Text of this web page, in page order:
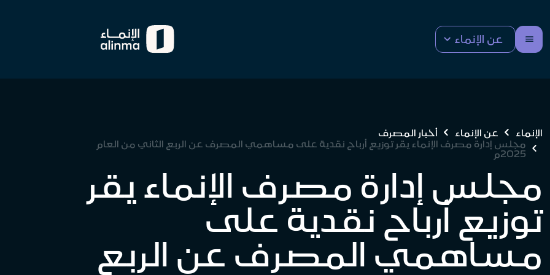
عن الإنماء
الإنماء عن الإنماء
أخبار المصرف
مجلس إدارة مصرف الإنماء يقر توزيع أرباح نقدية على مساهمي المصرف عن الربع الثاني من العام
2025م
مجلس إدارة مصرف الإنماء يقر
توزيع أرباح نقدية على
مساهمي المصرف عن الربع